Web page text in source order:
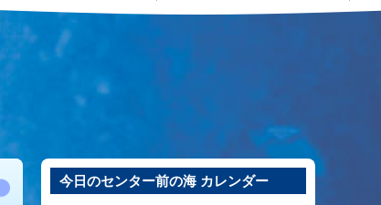
今日のセンター前の海 カレンダー